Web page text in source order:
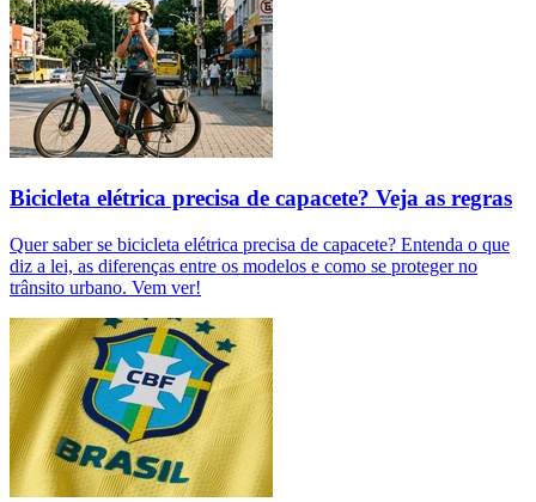
Bicicleta elétrica precisa de capacete? Veja as regras
Quer saber se bicicleta elétrica precisa de capacete? Entenda o que
diz a lei, as diferenças entre os modelos e como se proteger no
trânsito urbano. Vem ver!